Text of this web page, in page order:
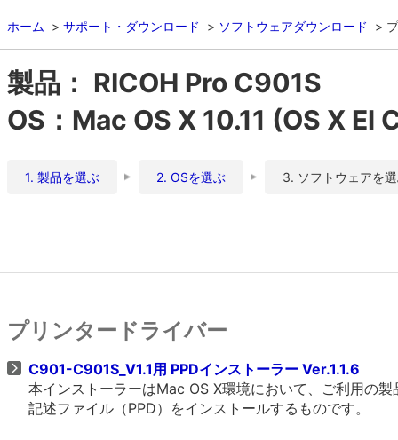
ホーム サポート・ダウンロード ソフトウェアダウンロード
製品： RICOH Pro C901S
OS：Mac OS X 10.11 (OS X El
1. 製品を選ぶ 2. OSを選ぶ 3. ソフトウェアを
プリンタードライバー
C901-C901S_V1.1用 PPDインストーラー Ver.1.1.6
本インストーラーはMac OS X環境において、ご利用の
記述ファイル（PPD）をインストールするものです。